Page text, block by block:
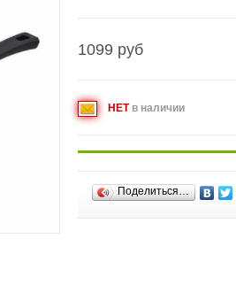
1099 руб
НЕТ в наличии
Поделиться…